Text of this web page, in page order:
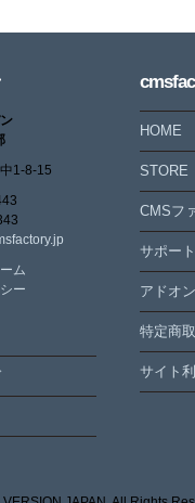
1-8-15
ム
ー
HOME
STORE
CMSフ
サポー
アドオ
特定商
サイト